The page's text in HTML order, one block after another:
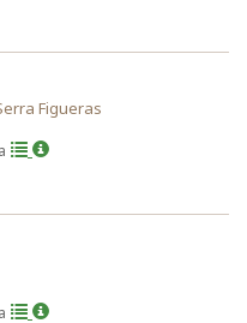
Figueras